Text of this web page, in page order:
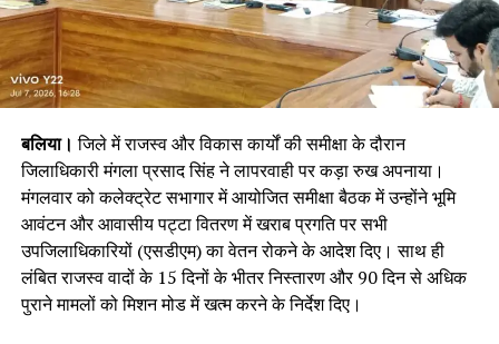
बलिया। जिले में राजस्व और विकास कार्यों की समीक्षा के दौरान
जिलाधिकारी मंगला प्रसाद सिंह ने लापरवाही पर कड़ा रुख अपनाया।
मंगलवार को कलेक्ट्रेट सभागार में आयोजित समीक्षा बैठक में उन्होंने भूमि
आवंटन और आवासीय पट्टा वितरण में खराब प्रगति पर सभी
उपजिलाधिकारियों (एसडीएम) का वेतन रोकने के आदेश दिए। साथ ही
लंबित राजस्व वादों के 15 दिनों के भीतर निस्तारण और 90 दिन से अधिक
पुराने मामलों को मिशन मोड में खत्म करने के निर्देश दिए।